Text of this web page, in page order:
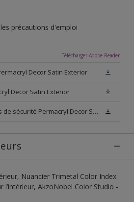
précautions d'emploi
Télécharger Adobe Reader
Decor Satin Exterior
Decor Satin Exterior
Fiche de données de sécurité Permacryl Decor Satin Exterior
Nuancier Trimetal Color Index
l’intérieur, AkzoNobel Color Studio -